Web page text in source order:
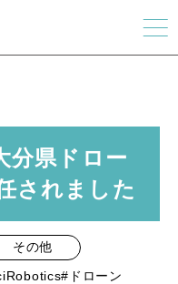
分県ドロー
されました
その他
#ドローン